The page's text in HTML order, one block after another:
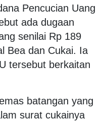
Pencucian Uang
ada dugaan
senilai Rp 189
Bea dan Cukai. Ia
tersebut berkaitan
batangan yang
surat cukainya